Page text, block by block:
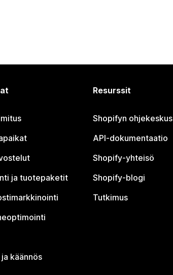
ja tuotepaketit
käännös
Resurssit
Shopifyn ohjekeskus
API-dokumentaatio
Shopify-yhteisö
Shopify-blogi
Tutkimus